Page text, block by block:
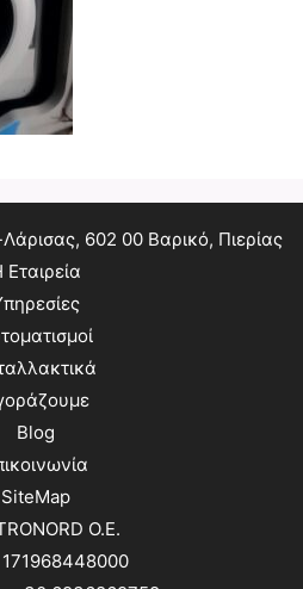
602 00 Βαρικό, Πιερίας
Εταιρεία
Blog
SiteMap
O.E.